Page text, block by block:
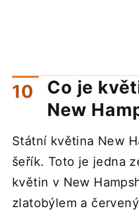
Co je
New
Státní květina New
šeřík. Toto je jedna
květin v New
zlatobýlem a